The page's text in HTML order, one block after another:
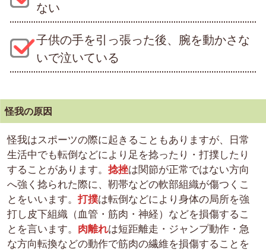
ない
子供の手を引っ張った後、腕を動かさな
いで泣いている
怪我の原因
怪我はスポーツの際に起きることもありますが、日常
生活中でも転倒などにより足を捻ったり・打撲したり
することがあります。 捻挫は関節が正常ではない方向
へ強く捻られた際に、靭帯などの軟部組織が傷つくこ
とをいいます。 打撲は転倒などにより身体の局所を強
打し皮下組織（血管・筋肉・神経）などを損傷するこ
とを言います。 肉離れは短距離走・ジャンプ動作・急
な方向転換などの動作で筋肉の繊維を損傷することを